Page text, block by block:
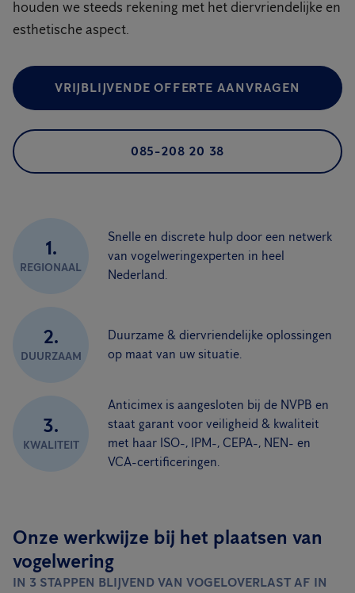
houden we steeds rekening met het diervriendelijke en
esthetische aspect.
VRIJBLIJVENDE OFFERTE AANVRAGEN
085-208 20 38
1.
REGIONAAL
Snelle en discrete hulp door een netwerk
van vogelweringexperten in heel
Nederland.
2.
DUURZAAM
Duurzame & diervriendelijke oplossingen
op maat van uw situatie.
3.
KWALITEIT
Anticimex is aangesloten bij de NVPB en
staat garant voor veiligheid & kwaliteit
met haar ISO-, IPM-, CEPA-, NEN- en
VCA-certificeringen.
Onze werkwijze bij het plaatsen van
vogelwering
IN 3 STAPPEN BLIJVEND VAN VOGELOVERLAST AF IN